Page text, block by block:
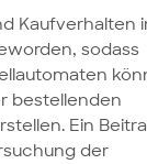
Kaufverhalten
sodass
bestellenden
Ein
der